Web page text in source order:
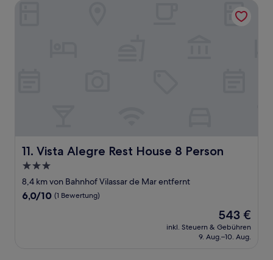
11. Vista Alegre Rest House 8 Person
Vista Alegre Rest House 8 Person
3.0-
Sterne-
Unterkunft
8,4 km von Bahnhof Vilassar de Mar entfernt
6.0
6,0/10 (1 Bewertung)
Der
Preis
beträgt
543 €
inkl. Steuern & Gebühren
9. Aug.–10. Aug.